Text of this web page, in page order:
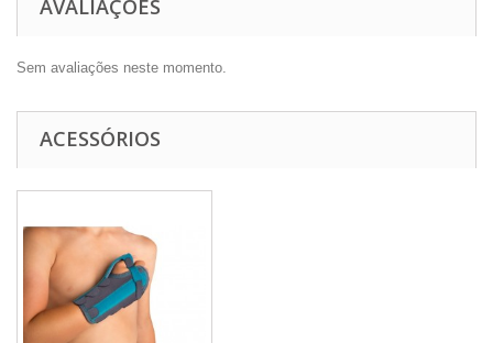
AVALIAÇÕES
Sem avaliações neste momento.
ACESSÓRIOS